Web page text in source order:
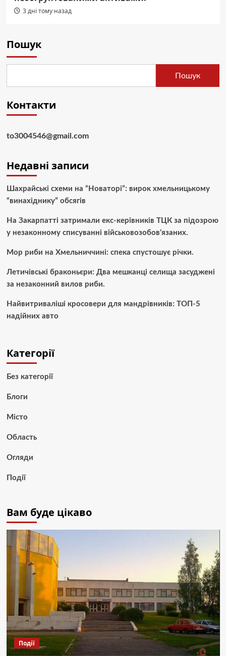
3 дні тому назад
Пошук
Пошук
Контакти
to3004546@gmail.com
Недавні записи
Шахрайські схеми на “Новаторі”: вирок хмельницькому
“винахіднику” обсягів
На Закарпатті затримали екс-керівників ТЦК за підозрою
у незаконному списуванні військовозобов’язаних.
Мор риби на Хмельниччині: спека спустошує річки.
Летичівські браконьєри: Два мешканці селища засуджені
за незаконний вилов риби.
Найвитриваліші кросовери для мандрівників: ТОП-5
надійних авто
Категорії
Без категорії
Блоги
Місто
Область
Огляди
Події
Вам буде цікаво
Події